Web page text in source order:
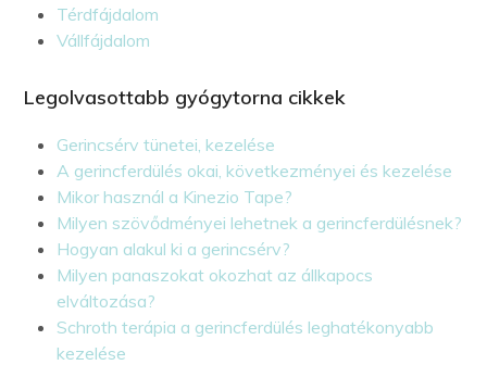
Térdfájdalom
Vállfájdalom
Legolvasottabb gyógytorna cikkek
Gerincsérv tünetei, kezelése
A gerincferdülés okai, következményei és kezelése
Mikor használ a Kinezio Tape?
Milyen szövődményei lehetnek a gerincferdülésnek?
Hogyan alakul ki a gerincsérv?
Milyen panaszokat okozhat az állkapocs
elváltozása?
Schroth terápia a gerincferdülés leghatékonyabb
kezelése